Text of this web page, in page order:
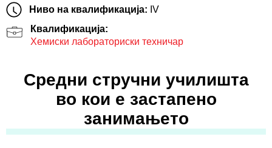
Ниво на квалификација: IV
Квалификација:
Хемиски лабораториски техничар
Средни стручни училишта
во кои е застапено
занимањето